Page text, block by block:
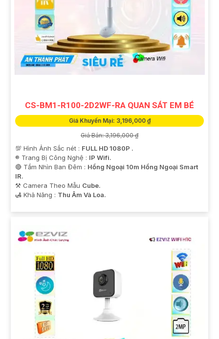
CS-BM1-R100-2D2WF-RA QUAN SÁT EM BÉ
Giá Khuyến Mại: 3,196,000 ₫
Giá Bán: 3,196,000 ₫
💯 Hình Ảnh Sắc nét : FULL HD 1080P .
®️ Trang Bị Công Nghệ : IP Wifi.
🔴 Tầm Nhìn Ban Đêm : Hồng Ngoại 10m Hồng Ngoại Smart
IR.
⚒ Camera Theo Mẫu Cube.
️🛃 Khả Năng : Thu Âm Và Loa.